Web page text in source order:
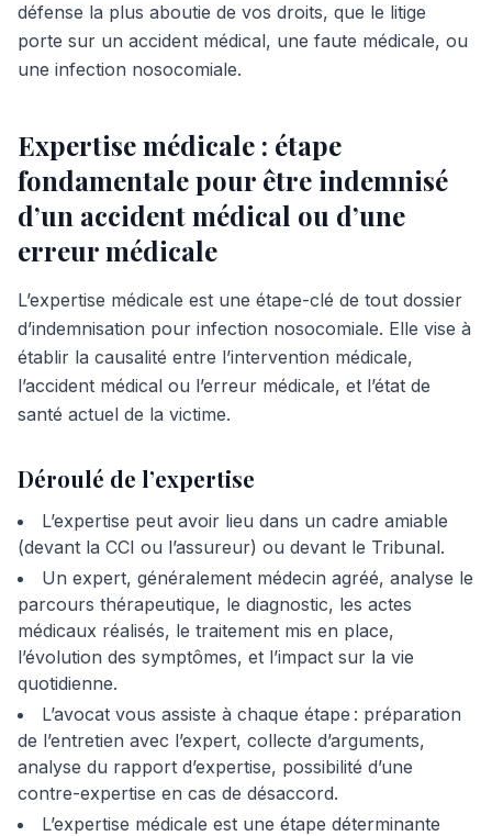
défense la plus aboutie de vos droits, que le litige
porte sur un accident médical, une faute médicale, ou
une infection nosocomiale.
Expertise médicale : étape
fondamentale pour être indemnisé
d’un accident médical ou d’une
erreur médicale
L’expertise médicale est une étape-clé de tout dossier
d’indemnisation pour infection nosocomiale. Elle vise à
établir la causalité entre l’intervention médicale,
l’accident médical ou l’erreur médicale, et l’état de
santé actuel de la victime.
Déroulé de l’expertise
L’expertise peut avoir lieu dans un cadre amiable
(devant la CCI ou l’assureur) ou devant le Tribunal.
Un expert, généralement médecin agréé, analyse le
parcours thérapeutique, le diagnostic, les actes
médicaux réalisés, le traitement mis en place,
l’évolution des symptômes, et l’impact sur la vie
quotidienne.
L’avocat vous assiste à chaque étape : préparation
de l’entretien avec l’expert, collecte d’arguments,
analyse du rapport d’expertise, possibilité d’une
contre-expertise en cas de désaccord.
L’expertise médicale est une étape déterminante